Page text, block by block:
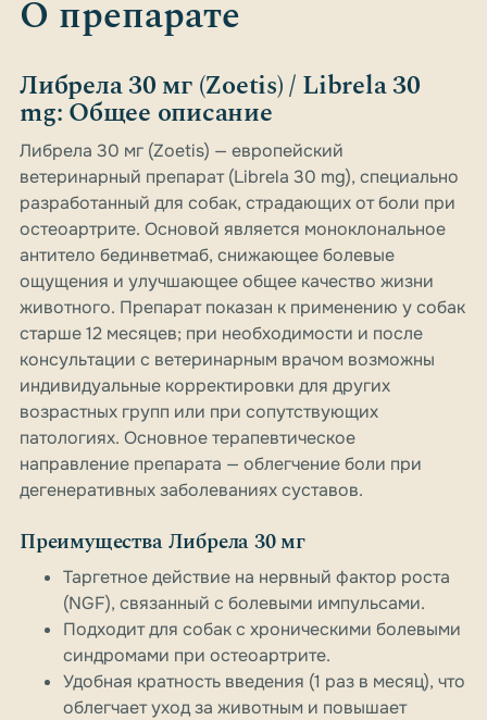
О препарате
Либрела 30 мг (Zoetis) / Librela 30
mg: Общее описание
Либрела 30 мг (Zoetis) — европейский
ветеринарный препарат (Librela 30 mg), специально
разработанный для собак, страдающих от боли при
остеоартрите. Основой является моноклональное
антитело бединветмаб, снижающее болевые
ощущения и улучшающее общее качество жизни
животного. Препарат показан к применению у собак
старше 12 месяцев; при необходимости и после
консультации с ветеринарным врачом возможны
индивидуальные корректировки для других
возрастных групп или при сопутствующих
патологиях. Основное терапевтическое
направление препарата — облегчение боли при
дегенеративных заболеваниях суставов.
Преимущества Либрела 30 мг
Таргетное действие на нервный фактор роста
(NGF), связанный с болевыми импульсами.
Подходит для собак с хроническими болевыми
синдромами при остеоартрите.
Удобная кратность введения (1 раз в месяц), что
облегчает уход за животным и повышает